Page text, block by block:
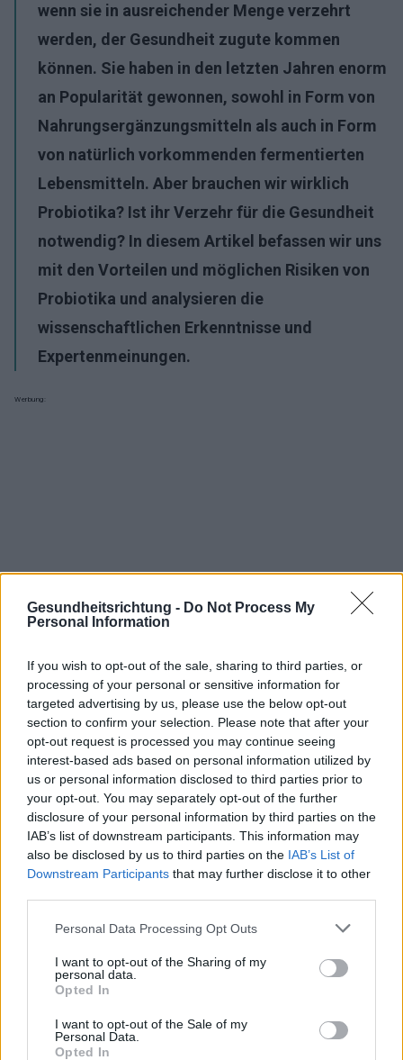
Gesundheitsrichtung - Do Not Process My
Personal Information
If you wish to opt-out of the sale, sharing to third parties, or
processing of your personal or sensitive information for
targeted advertising by us, please use the below opt-out
section to confirm your selection. Please note that after your
opt-out request is processed you may continue seeing
interest-based ads based on personal information utilized by
us or personal information disclosed to third parties prior to
your opt-out. You may separately opt-out of the further
disclosure of your personal information by third parties on the
IAB’s list of downstream participants. This information may
also be disclosed by us to third parties on the IAB’s List of
Downstream Participants that may further disclose it to other
Please note that this website/app uses one or more Google
not limited to your visit or usage behaviour. You may click to
grant or deny consent to Google and its third-party tags to
use your data for below specified purposes in below Google
consent section.
Personal Data Processing Opt Outs
I want to opt-out of the Sharing of my
personal data.
Opted In
I want to opt-out of the Sale of my
Personal Data.
Opted In
wenn sie in ausreichender Menge verzehrt
werden, der Gesundheit zugute kommen
können. Sie haben in den letzten Jahren enorm
an Popularität gewonnen, sowohl in Form von
Nahrungsergänzungsmitteln als auch in Form
von natürlich vorkommenden fermentierten
Lebensmitteln. Aber brauchen wir wirklich
Probiotika? Ist ihr Verzehr für die Gesundheit
notwendig? In diesem Artikel befassen wir uns
mit den Vorteilen und möglichen Risiken von
Probiotika und analysieren die
wissenschaftlichen Erkenntnisse und
Expertenmeinungen.
Werbung:
Interessant? Teilen sie es auf Facebook!
Möchten Sie auf dem Laufenden bleiben?
Folgen Sie uns auf
G oogl e
News
ZUGEHÖRIG
Lactobazillus
Saccharomyces boulardii